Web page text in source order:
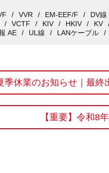
VVR EM-EEF/F DV線
VCTF KIV HKIV KV
AE UL線 LANケーブル
季休業のお知らせ｜最終
【重要】令和8